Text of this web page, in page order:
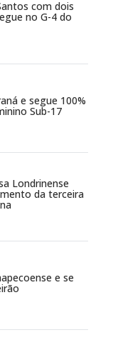
com dois
no G-4 do
e segue 100%
Sub-17
Londrinense
da terceira
e se